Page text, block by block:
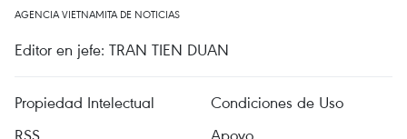
AGENCIA VIETNAMITA DE NOTICIAS
Editor en jefe: TRAN TIEN DUAN
Propiedad Intelectual
Condiciones de Uso
RSS
Apoyo